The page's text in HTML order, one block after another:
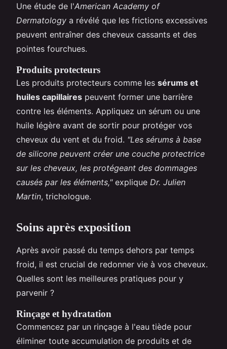
Une étude de l'American Academy of
Dermatology a révélé que les frictions excessives
peuvent entraîner des cheveux cassants et des
pointes fourchues.
Produits protecteurs
Les produits protecteurs comme les sérums et
huiles capillaires peuvent former une barrière
contre les éléments. Appliquez un sérum ou une
huile légère avant de sortir pour protéger vos
cheveux du vent et du froid. "Les sérums à base
de silicone peuvent créer une couche protectrice
sur les cheveux, les protégeant des dommages
causés par les éléments,"explique Dr. Julien
Martin, trichologue.
Soins après exposition
Après avoir passé du temps dehors par temps
froid, il est crucial de redonner vie à vos cheveux.
Quelles sont les meilleures pratiques pour y
parvenir ?
Rinçage et hydratation
Commencez par un rinçage à l'eau tiède pour
éliminer toute accumulation de produits et de